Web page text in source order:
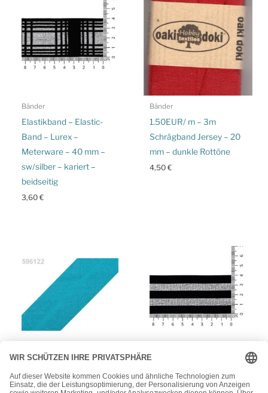
Bänder
Elastikband – Elastic-
Band – Lurex –
Meterware – 40 mm –
sw/silber – kariert –
beidseitig
3,60€
Bänder
1.50EUR/ m – 3m
Schrägband Jersey – 20
mm – dunkle Rottöne
4,50€
1.25EUR/m – 3m
1 Meter Elastikband –